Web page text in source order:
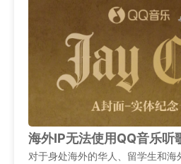
海外IP无法使用QQ音乐听
对于身处海外的华人、留学生和